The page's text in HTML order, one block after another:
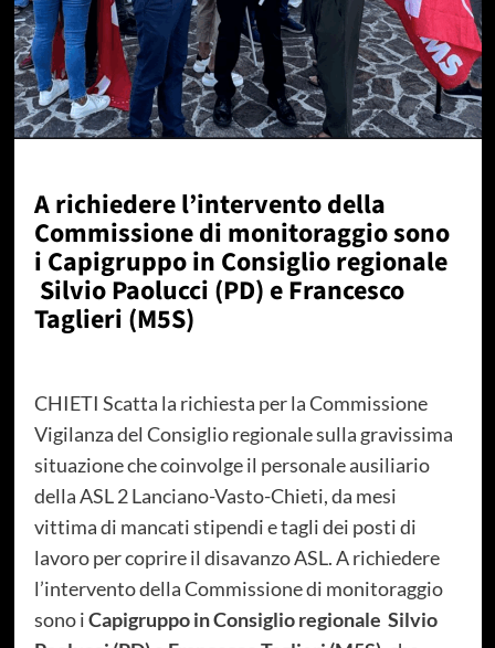
A richiedere l’intervento della
Commissione di monitoraggio sono
i Capigruppo in Consiglio regionale
Silvio Paolucci (PD) e Francesco
Taglieri (M5S)
CHIETI Scatta la richiesta per la Commissione
Vigilanza del Consiglio regionale sulla gravissima
situazione che coinvolge il personale ausiliario
della ASL 2 Lanciano-Vasto-Chieti, da mesi
vittima di mancati stipendi e tagli dei posti di
lavoro per coprire il disavanzo ASL. A richiedere
l’intervento della Commissione di monitoraggio
sono iCapigruppo in Consiglio regionale Silvio